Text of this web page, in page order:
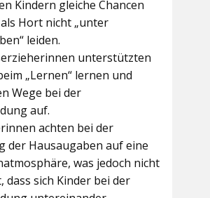
Kindern gleiche Chancen
Hort nicht „unter
leiden.
unterstützten
„Lernen“ lernen und
Wege bei der
auf.
achten bei der
der Hausaugaben auf eine
was jedoch nicht
dass sich Kinder bei der